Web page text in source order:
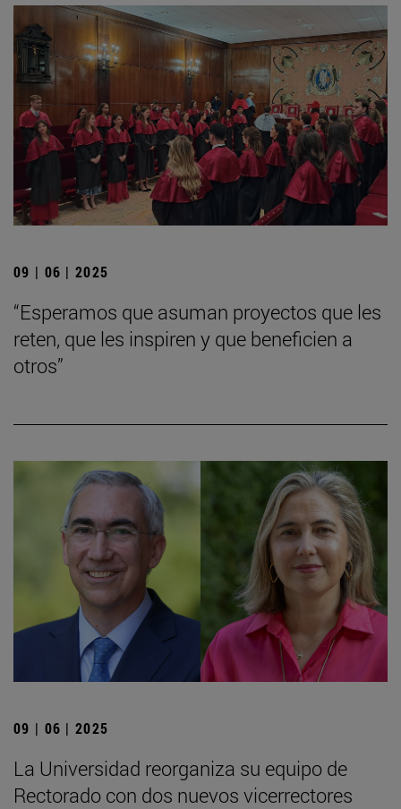
09 | 06 | 2025
“Esperamos que asuman proyectos que les
reten, que les inspiren y que beneficien a
otros”
09 | 06 | 2025
La Universidad reorganiza su equipo de
Rectorado con dos nuevos vicerrectores